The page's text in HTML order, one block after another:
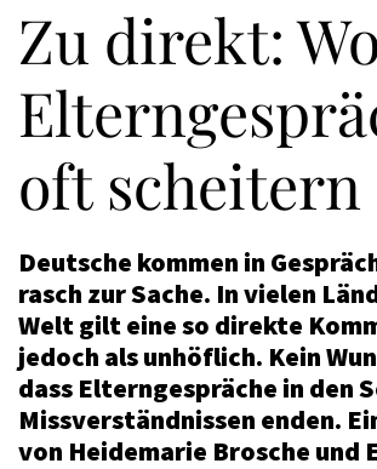
Zu direkt:
oft scheitern
Deutsche kommen in
rasch zur Sache. In vielen
Welt gilt eine so direkte
jedoch als unhöflich. Kein
dass Elterngespräche in den
Missverständnissen enden.
von Heidemarie Brosche und